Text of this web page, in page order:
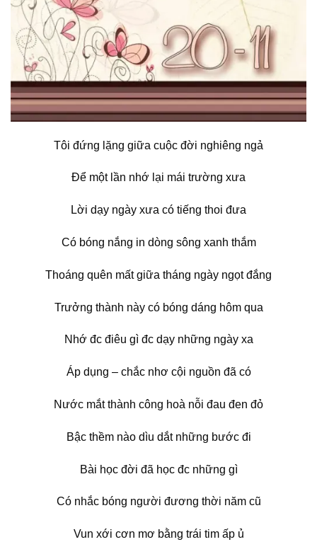
Tôi đứng lặng giữa cuộc đời nghiêng ngả
Để một lần nhớ lại mái trường xưa
Lời dạy ngày xưa có tiếng thoi đưa
Có bóng nắng in dòng sông xanh thắm
Thoáng quên mất giữa tháng ngày ngọt đắng
Trưởng thành này có bóng dáng hôm qua
Nhớ đc điêu gì đc dạy những ngày xa
Áp dụng – chắc nhơ cội nguồn đã có
Nước mắt thành công hoà nỗi đau đen đỏ
Bậc thềm nào dìu dắt những bước đi
Bài học đời đã học đc những gì
Có nhắc bóng người đương thời năm cũ
Vun xới cơn mơ bằng trái tim ấp ủ